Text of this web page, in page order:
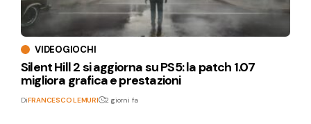
VIDEOGIOCHI
Silent Hill 2 si aggiorna su PS5: la patch 1.07
migliora grafica e prestazioni
DiFRANCESCO LEMURI 2 giorni fa